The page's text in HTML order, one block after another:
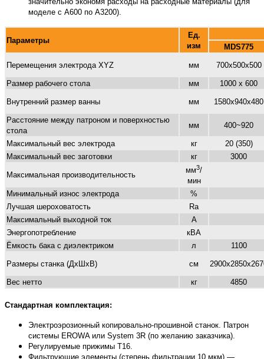
моделе с А600 по А3200).
Параметры
Ед.
изм
MDS775
Перемещения электрода XYZ мм 700x500x500
Размер рабочего стола мм 1000 х 600
Внутренний размер ванны мм 1580х940х480
Расстояние между патроном и поверхностью
стола
мм 400~920
Максимальный вес электрода кг
20 (350)
Максимальный вес заготовки
кг 3000
Максимальная производительность
мм3/
мин
Минимальный износ электрода
%
Лучшая шероховатость
Ra
Максимальный выходной ток
А
Энергопотребление
кВА
Ёмкость бака с диэлектриком
л 1100
Размеры станка (ДхШхВ) см
Вес нетто кг 4850
Стандартная комплектация:
Электроэрозионный копировально-прошивной станок. Патрон
системы EROWA или System 3R (по желанию заказчика).
Регулируемые прижимы Т16.
Фильтрующие элементы (степень фильтрации 10 мкм) —